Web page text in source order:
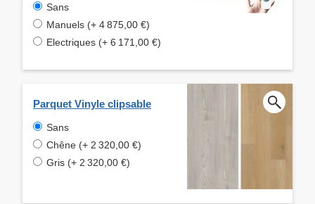
Sans
Manuels (+ 4 875,00 €)
Electriques (+ 6 171,00 €)
Parquet Vinyle clipsable
Sans
Chêne (+ 2 320,00 €)
Gris (+ 2 320,00 €)